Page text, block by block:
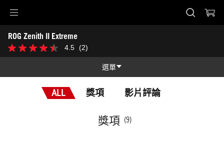
Accessibility links
Skip to content
Accessibility Help
Skip to Menu
ASUS Footer
ROG Zenith II Extreme
-
獎
4.5 (2)
4.5
星，
5
選單
ALL 獎項 影片評論
獎項 (9)